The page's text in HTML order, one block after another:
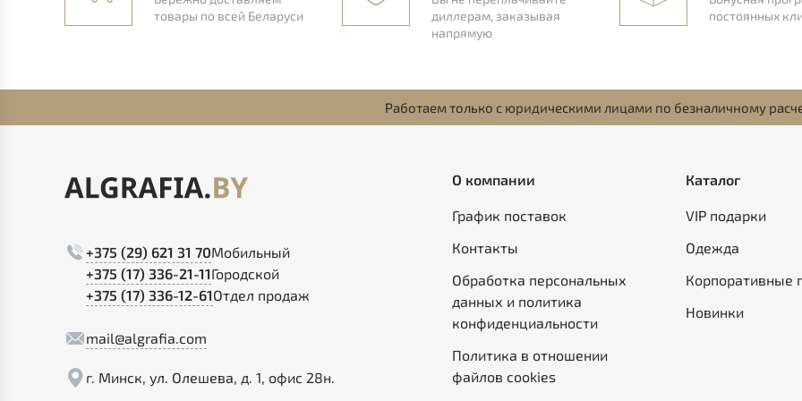
товары по всей Беларуси
диллерам, заказывая
напрямую
постоянных
Работаем только с юридическими лицами по безналичному
+375 (29) 621 31 70Мобильный
+375 (17) 336-21-11Городской
+375 (17) 336-12-61Отдел продаж
mail@algrafia.com
г. Минск, ул. Олешева, д. 1, офис 28н.
О компании
График поставок
Контакты
Обработка персональных
данных и политика
конфиденциальности
Политика в отношении
файлов cookies
Каталог
VIP подарки
Одежда
Корпоративные
Новинки